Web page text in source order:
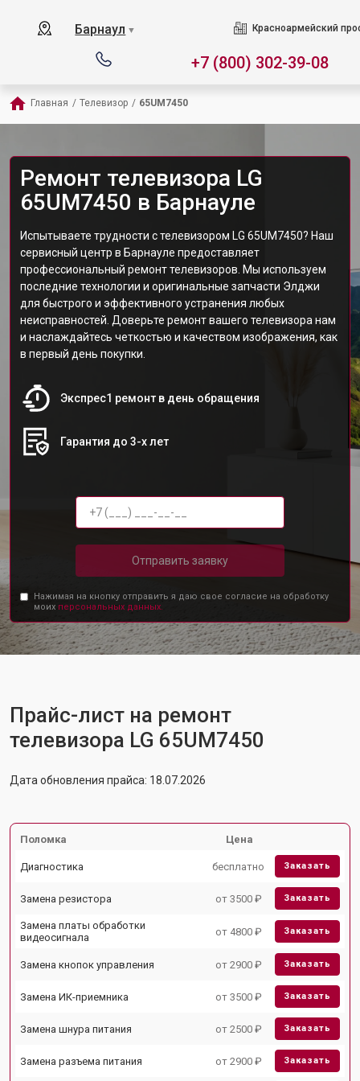
Барнаул ▼ Красноармейский
+7 (800) 302-39-08
Главная / Телевизор / 65UM7450
Ремонт телевизора LG
65UM7450 в Барнауле
Испытываете трудности с телевизором LG 65UM7450? Наш
сервисный центр в Барнауле предоставляет
профессиональный ремонт телевизоров. Мы используем
последние технологии и оригинальные запчасти Элджи
для быстрого и эффективного устранения любых
неисправностей. Доверьте ремонт вашего телевизора нам
и наслаждайтесь четкостью и качеством изображения, как
в первый день покупки.
Экспрес1 ремонт в день обращения
Гарантия до 3-х лет
Отправить заявку
Нажимая на кнопку отправить я даю свое согласие на обработку
моих персональных данных.
Прайс-лист на ремонт
телевизора LG 65UM7450
Дата обновления прайса: 18.07.2026
Поломка Цена
Диагностика бесплатно Заказать
Замена резистора от 3500 ₽ Заказать
Замена платы обработки
видеосигнала
от 4800 ₽ Заказать
Замена кнопок управления от 2900 ₽ Заказать
Замена ИК-приемника от 3500 ₽ Заказать
Замена шнура питания от 2500 ₽ Заказать
Замена разъема питания от 2900 ₽ Заказать